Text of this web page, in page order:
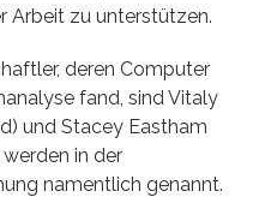
Arbeit zu unterstützen.
deren Computer
fand, sind Vitaly
und Stacey Eastham
in der
namentlich genannt.